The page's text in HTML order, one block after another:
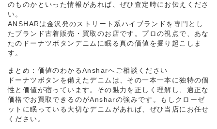
のものかといった情報があれば、ぜひ査定時にお伝えくださ
い。
ANSHARは金沢発のストリート系ハイブランドを専門とし
たブランド古着販売・買取のお店です。プロの視点で、あな
たのドーナツボタンデニムに眠る真の価値を掘り起こしま
す。
まとめ：価値のわかるAnsharへご相談ください
ドーナツボタンを備えたデニムは、その一本一本に独特の個
性と価値が宿っています。その魅力を正しく理解し、適正な
価格でお買取できるのがAnsharの強みです。もしクローゼ
ットに眠っている大切なデニムがあれば、ぜひ当店にお任せ
ください。